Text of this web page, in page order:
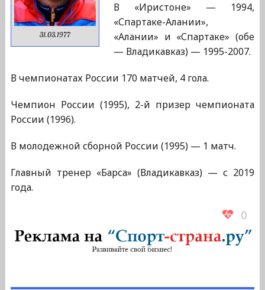
31.03.1977
В «Иристоне» — 1994,
«Спартаке-Алании»,
«Алании» и «Спартаке» (обе
— Владикавказ) — 1995-2007.
В чемпионатах России 170 матчей, 4 гола.
Чемпион России (1995), 2-й призер чемпионата
России (1996).
В молодежной сборной России (1995) — 1 матч.
Главный тренер «Барса» (Владикавказ) — с 2019
года.
0